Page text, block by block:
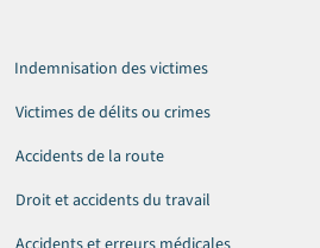
Indemnisation des victimes
Victimes de délits ou crimes
Accidents de la route
Droit et accidents du travail